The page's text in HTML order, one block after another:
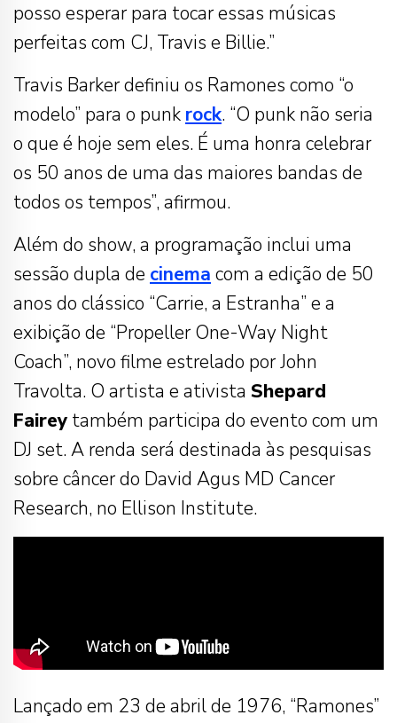
posso esperar para tocar essas músicas
perfeitas com CJ, Travis e Billie.”
Travis Barker definiu os Ramones como “o
modelo” para o punk rock. “O punk não seria
o que é hoje sem eles. É uma honra celebrar
os 50 anos de uma das maiores bandas de
todos os tempos”, afirmou.
Além do show, a programação inclui uma
sessão dupla de cinema com a edição de 50
anos do clássico “Carrie, a Estranha” e a
exibição de “Propeller One-Way Night
Coach”, novo filme estrelado por John
Travolta. O artista e ativista Shepard
Fairey também participa do evento com um
DJ set. A renda será destinada às pesquisas
sobre câncer do David Agus MD Cancer
Research, no Ellison Institute.
Lançado em 23 de abril de 1976, “Ramones”